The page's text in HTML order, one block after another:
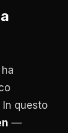
ha
questo
—